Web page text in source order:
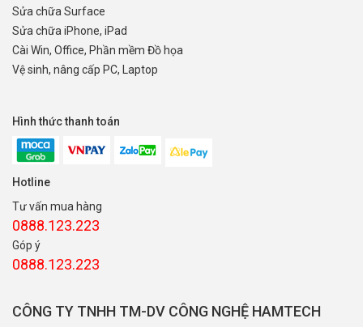
Sửa chữa Surface
Sửa chữa iPhone, iPad
Cài Win, Office, Phần mềm Đồ họa
Vệ sinh, nâng cấp PC, Laptop
Hình thức thanh toán
Hotline
Tư vấn mua hàng
0888.123.223
Góp ý
0888.123.223
CÔNG TY TNHH TM-DV CÔNG NGHỆ HAMTECH